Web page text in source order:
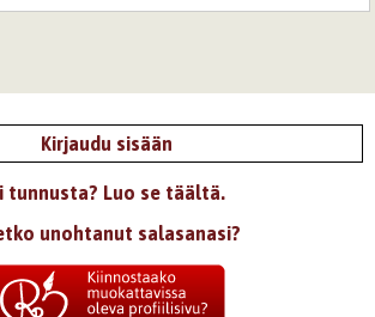
Kirjaudu sisään
tunnusta? Luo se täältä.
unohtanut salasanasi?